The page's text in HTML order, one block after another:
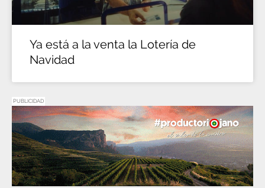
Ya está a la venta la Lotería de
Navidad
PUBLICIDAD